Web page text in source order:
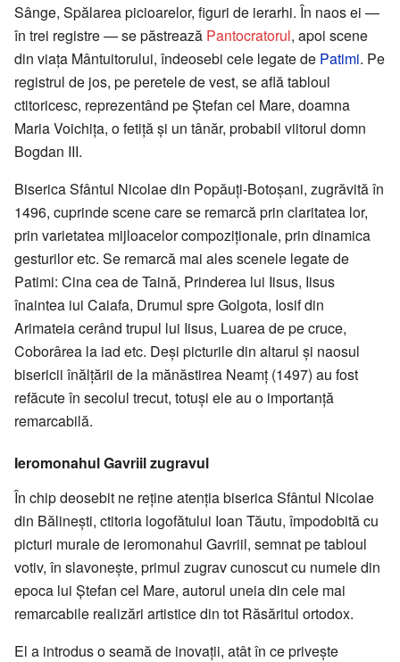
Sânge, Spălarea picioarelor, figuri de ierarhi. În naos ei —
în trei registre — se păstrează Pantocratorul, apoi scene
din viața Mântuitorului, îndeosebi cele legate de Patimi. Pe
registrul de jos, pe peretele de vest, se află tabloul
ctitoricesc, reprezentând pe Ștefan cel Mare, doamna
Maria Voichița, o fetiță și un tânăr, probabil viitorul domn
Bogdan III.
Biserica Sfântul Nicolae din Popăuți-Botoșani, zugrăvită în
1496, cuprinde scene care se remarcă prin claritatea lor,
prin varietatea mijloacelor compoziționale, prin dinamica
gesturilor etc. Se remarcă mai ales scenele legate de
Patimi: Cina cea de Taină, Prinderea lui Iisus, Iisus
înaintea iui Caiafa, Drumul spre Golgota, Iosif din
Arimateia cerând trupul lui Iisus, Luarea de pe cruce,
Coborârea la iad etc. Deși picturile din altarul și naosul
bisericii înălțării de la mănăstirea Neamț (1497) au fost
refăcute în secolul trecut, totuși ele au o importanță
remarcabilă.
Ieromonahul Gavriil zugravul
În chip deosebit ne reține atenția biserica Sfântul Nicolae
din Bălinești, ctitoria logofătului Ioan Tăutu, împodobită cu
picturi murale de ieromonahul Gavriil, semnat pe tabloul
votiv, în slavonește, primul zugrav cunoscut cu numele din
epoca lui Ștefan cel Mare, autorul uneia din cele mai
remarcabile realizări artistice din tot Răsăritul ortodox.
El a introdus o seamă de inovații, atât în ce privește